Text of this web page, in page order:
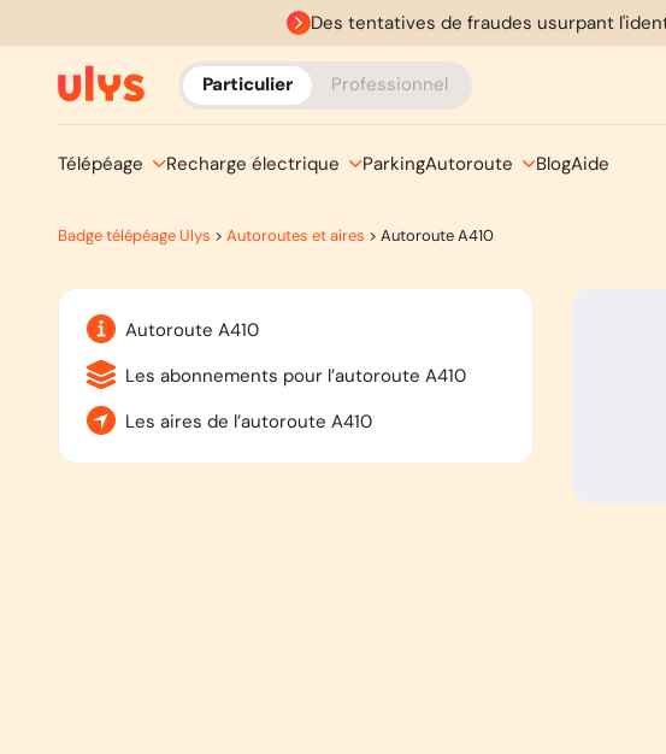
Des tentatives de fraudes usurpant
Particulier Professionnel
Télépéage Recharge électrique ParkingAutoroute BlogAide
Badge télépéage Ulys > Autoroutes et aires > Autoroute A410
Autoroute A410
Les abonnements pour l’autoroute A410
Les aires de l’autoroute A410